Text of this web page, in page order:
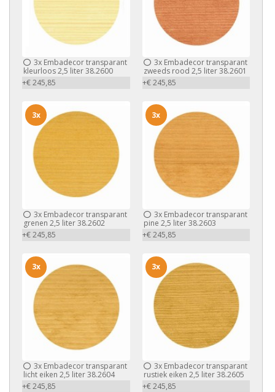
3x Embadecor transparant
kleurloos 2,5 liter 38.2600
+€ 245,85
3xEmbadecor transparant
zweeds rood 2,5 liter 38.2601
+€ 245,85
3x Embadecor transparant
grenen 2,5 liter 38.2602
+€ 245,85
3x
3xEmbadecor transparant
pine 2,5 liter 38.2603
+€ 245,85
3x
3x Embadecor transparant
licht eiken 2,5 liter 38.2604
+€ 245,85
3x
3xEmbadecor transparant
rustiek eiken 2,5 liter 38.2605
+€ 245,85
3x